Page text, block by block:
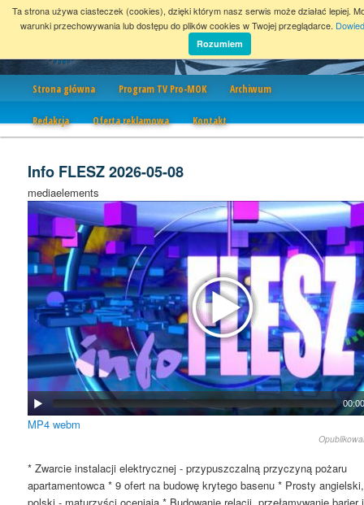
Strona główna Program TV Pro-MOK Archiwum
Redakcja Oferta reklamowa Kontakt
Info FLESZ 2026-05-08
mediaelements
MP4 webm
* Zwarcie instalacji elektrycznej - przypuszczalną przyczyną pożaru
apartamentowca * 9 ofert na budowę krytego basenu * Prosty
Ta strona używa ciasteczek (cookies), dzięki którym nasz serwis może działać lepiej.
warunki przechowywania lub dostępu do plików cookies w Twojej przeglądarce.
Rozumiem